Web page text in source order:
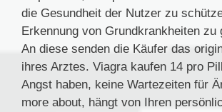
die Gesundheit der Nutzer zu
Erkennung von Grundkrankheiten zu
An diese senden die Käufer das
ihres Arztes. Viagra kaufen 14 pro
Angst haben, keine Wartezeiten für
more about, hängt von Ihren